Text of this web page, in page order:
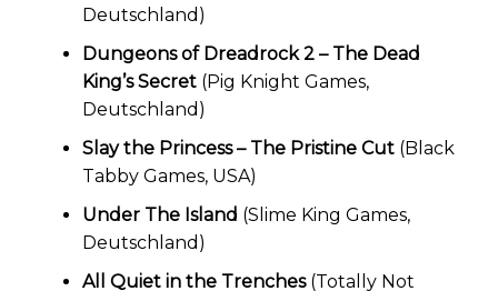
Deutschland)
Dungeons of Dreadrock 2 – The Dead
King’s Secret(Pig Knight Games,
Deutschland)
Slay the Princess – The Pristine Cut(Black
Tabby Games, USA)
Under The Island (Slime King Games,
Deutschland)
All Quiet in the Trenches(Totally Not